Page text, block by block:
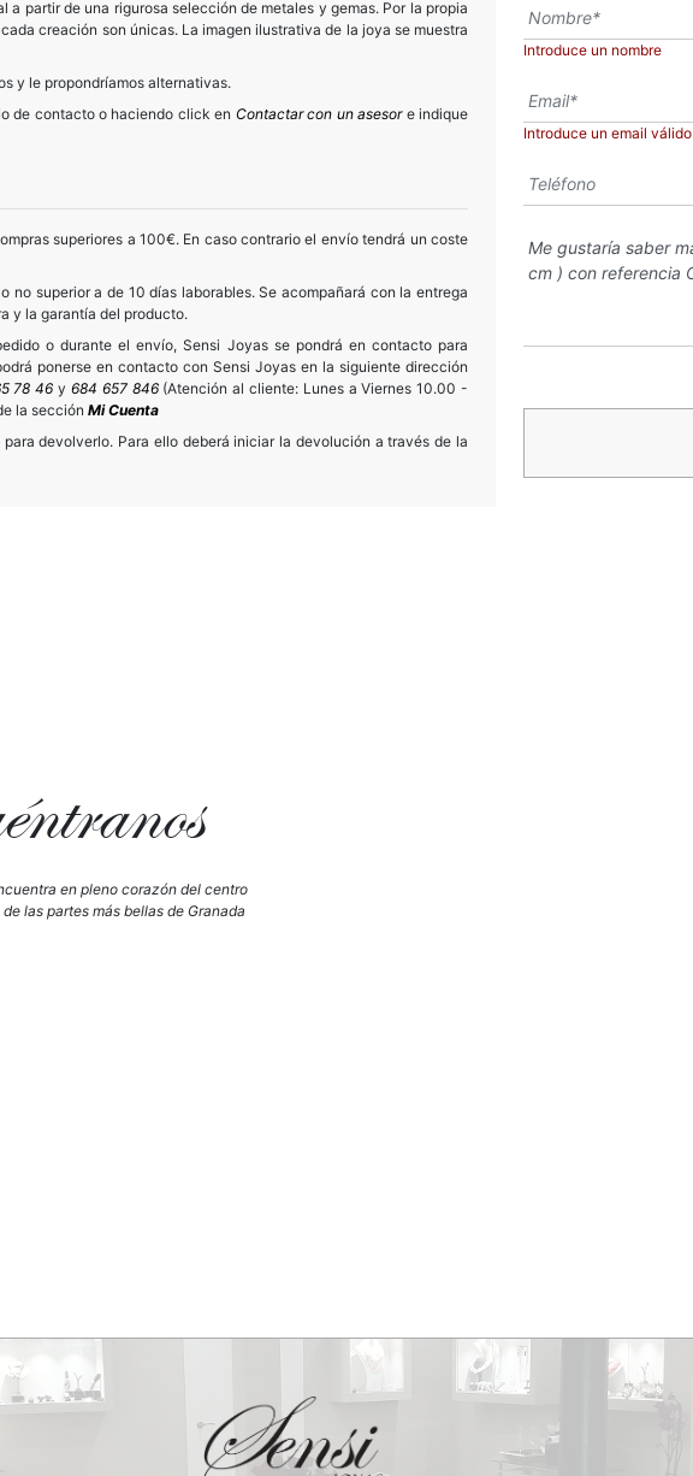
partir de una rigurosa selección de metales y gemas. Por la propia
creación son únicas. La imagen ilustrativa de la joya se muestra
y le propondríamos alternativas.
de contacto o haciendo click en Contactar con un asesor e indique
superiores a 100€. En caso contrario el envío tendrá un coste
superior a de 10 días laborables. Se acompañará con la entrega
y la garantía del producto.
o durante el envío, Sensi Joyas se pondrá en contacto para
ponerse en contacto con Sensi Joyas en la siguiente dirección
78 46 y 684 657 846(Atención al cliente: Lunes a Viernes 10.00 -
la sección Mi Cuenta
devolverlo. Para ello deberá iniciar la devolución a través de la
Introduce un nombre
Introduce un email válido
en pleno corazón del centro
las partes más bellas de Granada